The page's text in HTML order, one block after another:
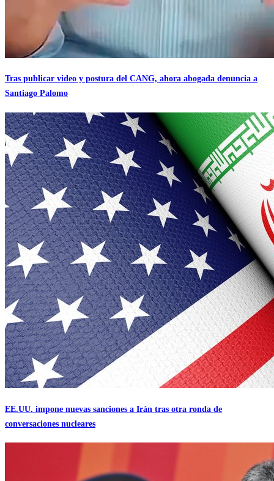
Tras publicar video y postura del CANG, ahora abogada denuncia a
Santiago Palomo
EE.UU. impone nuevas sanciones a Irán tras otra ronda de
conversaciones nucleares